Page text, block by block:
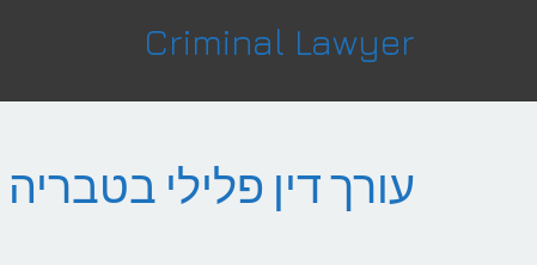
Criminal Lawyer
עורך דין פלילי בטבריה